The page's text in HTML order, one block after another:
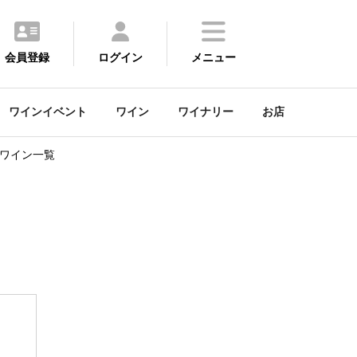
会員登録 ログイン メニュー
ワインイベント ワイン ワイナリー お店
イン一覧